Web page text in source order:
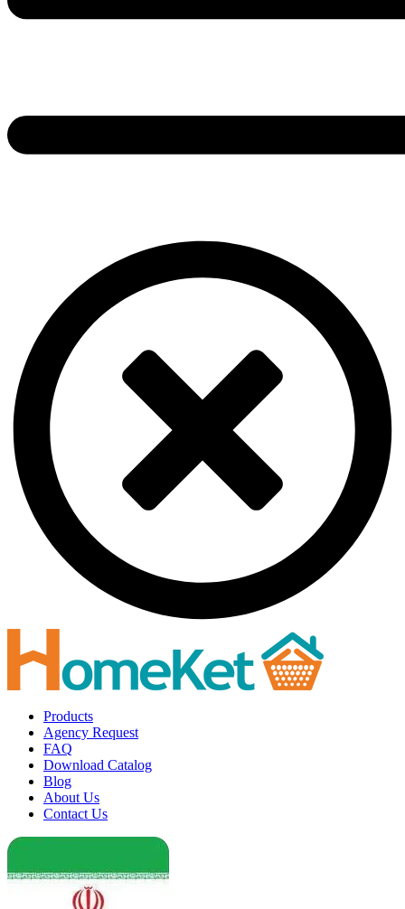
Products
Agency Request
FAQ
Download Catalog
Blog
About Us
Contact Us